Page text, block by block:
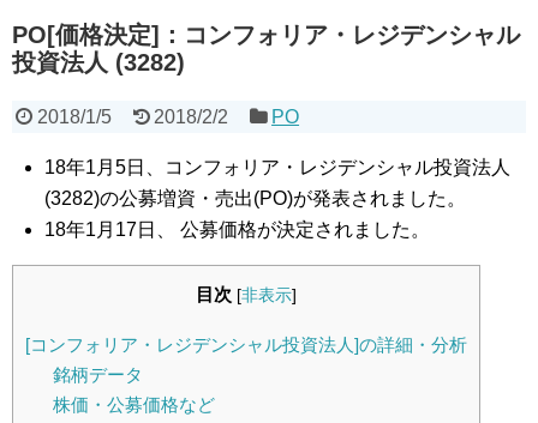
PO[価格決定]：コンフォリア・レジデンシャル
投資法人 (3282)
2018/1/5 2018/2/2 PO
18年1月5日、コンフォリア・レジデンシャル投資法人
(3282)の公募増資・売出(PO)が発表されました。
18年1月17日、 公募価格が決定されました。
目次 [非表示]
[コンフォリア・レジデンシャル投資法人]の詳細・分析
銘柄データ
株価・公募価格など